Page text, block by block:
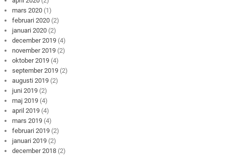
mars 2020 (1)
februari 2020 (2)
januari 2020 (2)
december 2019 (4)
november 2019 (2)
oktober 2019 (4)
september 2019 (2)
augusti 2019 (2)
juni 2019 (2)
maj 2019 (4)
april 2019 (4)
mars 2019 (4)
februari 2019 (2)
januari 2019 (2)
december 2018 (2)